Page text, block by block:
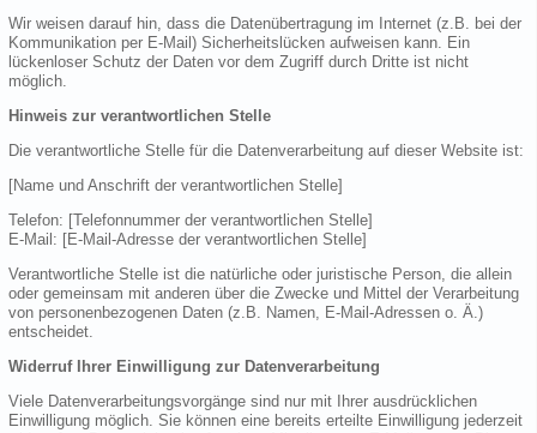
Wir weisen darauf hin, dass die Datenübertragung im Internet (z.B. bei der
Kommunikation per E-Mail) Sicherheitslücken aufweisen kann. Ein
lückenloser Schutz der Daten vor dem Zugriff durch Dritte ist nicht
möglich.
Hinweis zur verantwortlichen Stelle
Die verantwortliche Stelle für die Datenverarbeitung auf dieser Website ist:
[Name und Anschrift der verantwortlichen Stelle]
Telefon: [Telefonnummer der verantwortlichen Stelle]
E-Mail: [E-Mail-Adresse der verantwortlichen Stelle]
Verantwortliche Stelle ist die natürliche oder juristische Person, die allein
oder gemeinsam mit anderen über die Zwecke und Mittel der Verarbeitung
von personenbezogenen Daten (z.B. Namen, E-Mail-Adressen o. Ä.)
entscheidet.
Widerruf Ihrer Einwilligung zur Datenverarbeitung
Viele Datenverarbeitungsvorgänge sind nur mit Ihrer ausdrücklichen
Einwilligung möglich. Sie können eine bereits erteilte Einwilligung jederzeit